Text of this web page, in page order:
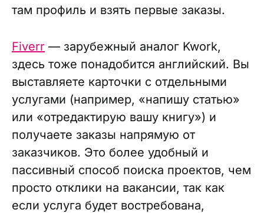
там профиль и взять первые заказы.
Fiverr — зарубежный аналог Kwork,
здесь тоже понадобится английский. Вы
выставляете карточки с отдельными
услугами (например, «напишу статью»
или «отредактирую вашу книгу») и
получаете заказы напрямую от
заказчиков. Это более удобный и
пассивный способ поиска проектов, чем
просто отклики на вакансии, так как
если услуга будет востребована,